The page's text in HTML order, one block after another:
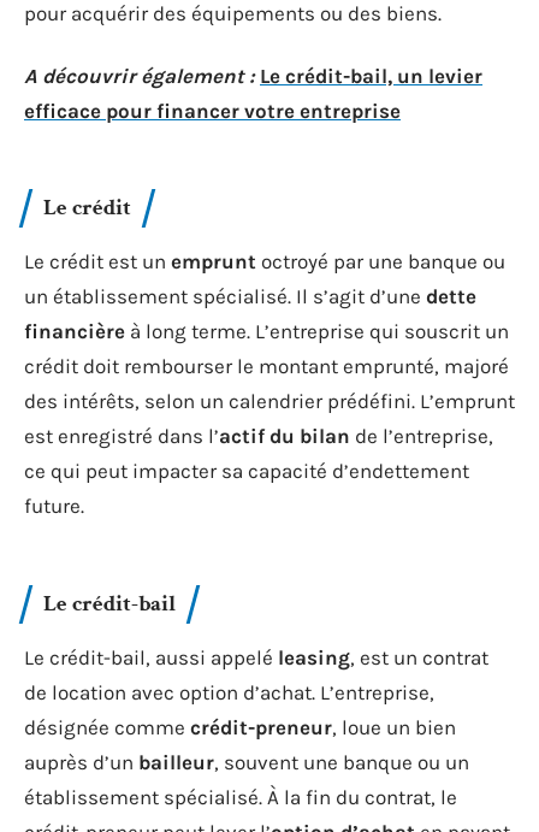
pour acquérir des équipements ou des biens.
A découvrir également : Le crédit-bail, un levier
efficace pour financer votre entreprise
Le crédit
Le crédit est un emprunt octroyé par une banque ou
un établissement spécialisé. Il s’agit d’une dette
financière à long terme. L’entreprise qui souscrit un
crédit doit rembourser le montant emprunté, majoré
des intérêts, selon un calendrier prédéfini. L’emprunt
est enregistré dans l’actif du bilan de l’entreprise,
ce qui peut impacter sa capacité d’endettement
future.
Le crédit-bail
Le crédit-bail, aussi appelé leasing, est un contrat
de location avec option d’achat. L’entreprise,
désignée comme crédit-preneur, loue un bien
auprès d’un bailleur, souvent une banque ou un
établissement spécialisé. À la fin du contrat, le